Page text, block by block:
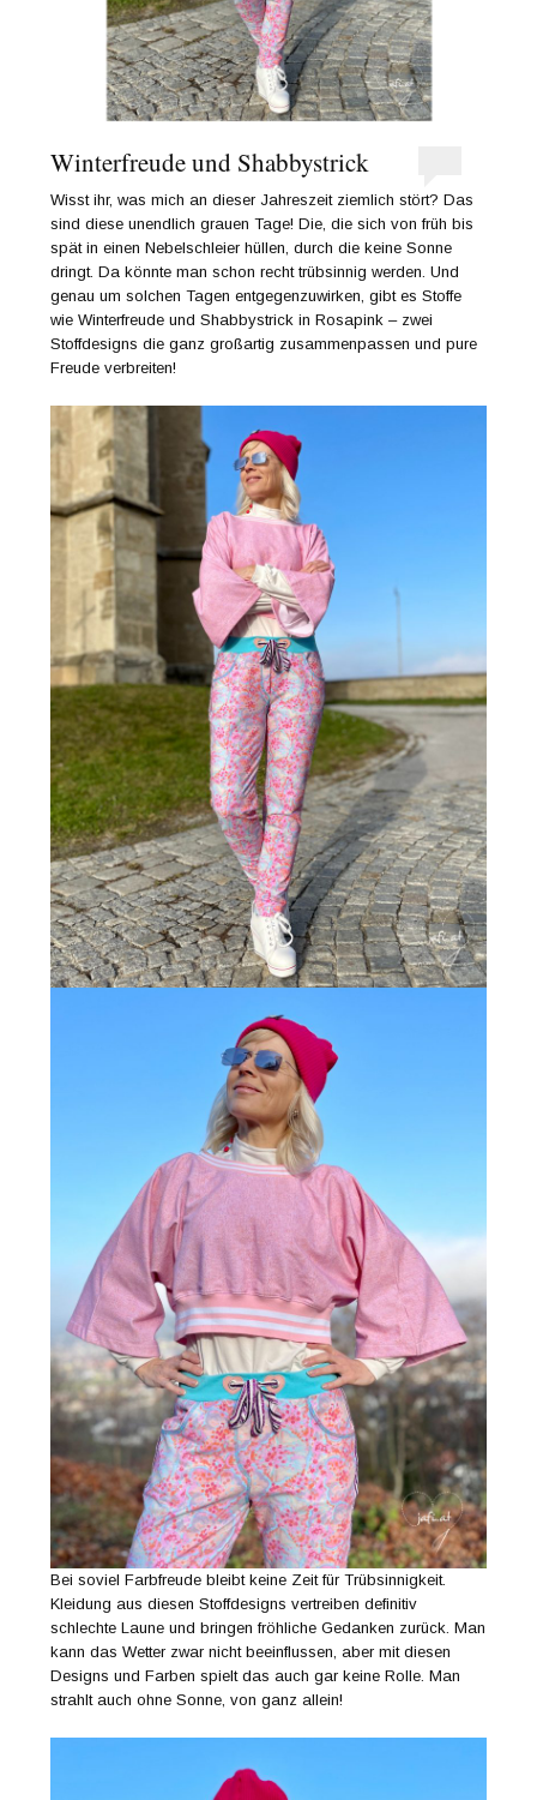
Winterfreude und Shabbystrick
Wisst ihr, was mich an dieser Jahreszeit ziemlich stört? Das
sind diese unendlich grauen Tage! Die, die sich von früh bis
spät in einen Nebelschleier hüllen, durch die keine Sonne
dringt. Da könnte man schon recht trübsinnig werden. Und
genau um solchen Tagen entgegenzuwirken, gibt es Stoffe
wie Winterfreude und Shabbystrick in Rosapink – zwei
Stoffdesigns die ganz großartig zusammenpassen und pure
Freude verbreiten!
Bei soviel Farbfreude bleibt keine Zeit für Trübsinnigkeit.
Kleidung aus diesen Stoffdesigns vertreiben definitiv
schlechte Laune und bringen fröhliche Gedanken zurück. Man
kann das Wetter zwar nicht beeinflussen, aber mit diesen
Designs und Farben spielt das auch gar keine Rolle. Man
strahlt auch ohne Sonne, von ganz allein!